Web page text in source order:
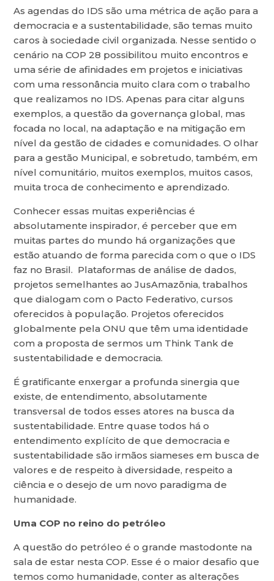
As agendas do IDS são uma métrica de ação para a
democracia e a sustentabilidade, são temas muito
caros à sociedade civil organizada. Nesse sentido o
cenário na COP 28 possibilitou muito encontros e
uma série de afinidades em projetos e iniciativas
com uma ressonância muito clara com o trabalho
que realizamos no IDS. Apenas para citar alguns
exemplos, a questão da governança global, mas
focada no local, na adaptação e na mitigação em
nível da gestão de cidades e comunidades. O olhar
para a gestão Municipal, e sobretudo, também, em
nível comunitário, muitos exemplos, muitos casos,
muita troca de conhecimento e aprendizado.
Conhecer essas muitas experiências é
absolutamente inspirador, é perceber que em
muitas partes do mundo há organizações que
estão atuando de forma parecida com o que o IDS
faz no Brasil. Plataformas de análise de dados,
projetos semelhantes ao JusAmazõnia, trabalhos
que dialogam com o Pacto Federativo, cursos
oferecidos à população. Projetos oferecidos
globalmente pela ONU que têm uma identidade
com a proposta de sermos um Think Tank de
sustentabilidade e democracia.
É gratificante enxergar a profunda sinergia que
existe, de entendimento, absolutamente
transversal de todos esses atores na busca da
sustentabilidade. Entre quase todos há o
entendimento explícito de que democracia e
sustentabilidade são irmãos siameses em busca de
valores e de respeito à diversidade, respeito a
ciência e o desejo de um novo paradigma de
humanidade.
Uma COP no reino do petróleo
A questão do petróleo é o grande mastodonte na
sala de estar nesta COP. Esse é o maior desafio que
temos como humanidade, conter as alterações